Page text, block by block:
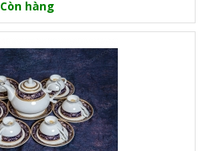
Còn hàng